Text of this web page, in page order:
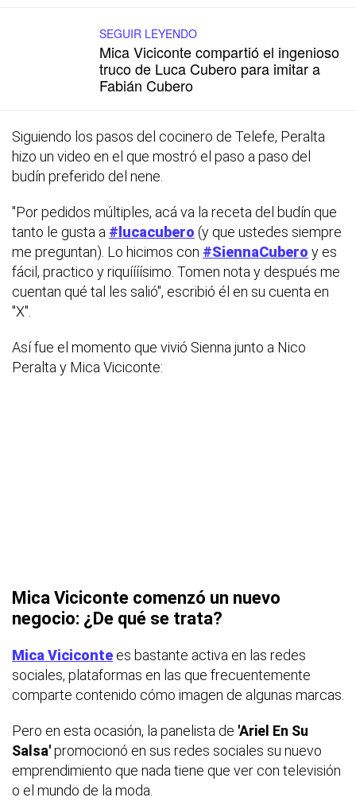
SEGUIR LEYENDO
Mica Viciconte compartió el ingenioso
truco de Luca Cubero para imitar a
Fabián Cubero
Siguiendo los pasos del cocinero de Telefe, Peralta
hizo un video en el que mostró el paso a paso del
budín preferido del nene.
"Por pedidos múltiples, acá va la receta del budín que
tanto le gusta a #lucacubero (y que ustedes siempre
me preguntan). Lo hicimos con #SiennaCubero y es
fácil, practico y riquíííísimo. Tomen nota y después me
cuentan qué tal les salió", escribió él en su cuenta en
"X".
Así fue el momento que vivió Sienna junto a Nico
Peralta y Mica Viciconte:
Mica Viciconte comenzó un nuevo
negocio: ¿De qué se trata?
Mica Viciconte es bastante activa en las redes
sociales, plataformas en las que frecuentemente
comparte contenido cómo imagen de algunas marcas.
Pero en esta ocasión, la panelista de 'Ariel En Su
Salsa'promocionó en sus redes sociales su nuevo
emprendimiento que nada tiene que ver con televisión
o el mundo de la moda.